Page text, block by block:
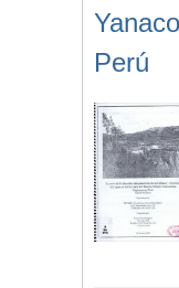
Perú